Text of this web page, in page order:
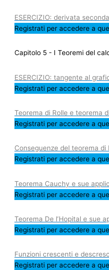
ESERCIZIO: derivata
Registrati per accedere a
Capitolo 5 - I Teoremi del
ESERCIZIO: tangente al
Registrati per accedere a
Teorema di Rolle e teorema
Registrati per accedere a
Conseguenze del teorema di
Registrati per accedere a
Teorema Cauchy e sue
Registrati per accedere a
Teorema De l’Hopital e sue
Registrati per accedere a
Funzioni crescenti e
Registrati per accedere a